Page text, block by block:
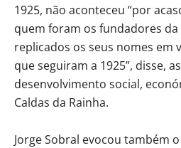
1925, não aconteceu “por
quem foram os fundadores da
replicados os seus nomes em
que seguiram a 1925”, disse,
desenvolvimento social,
Caldas da Rainha.
Jorge Sobral evocou também